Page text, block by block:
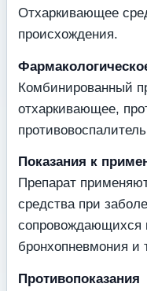
Отхаркивающее
происхождения.
Комбинированный
отхаркивающее,
Показания к
Препарат
средства при
сопровождающихся
бронхопневмония и
Противопоказания